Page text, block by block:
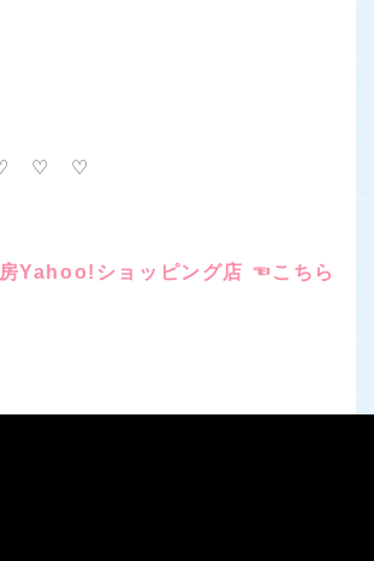
♡ ♡
房Yahoo!ショッピング店 ☜こちら